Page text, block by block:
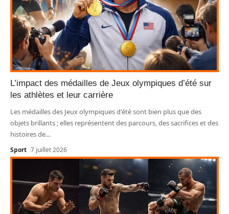
L’impact des médailles de Jeux olympiques d’été sur
les athlètes et leur carrière
Les médailles des Jeux olympiques d'été sont bien plus que des
objets brillants ; elles représentent des parcours, des sacrifices et des
histoires de…
Sport 7 juillet 2026